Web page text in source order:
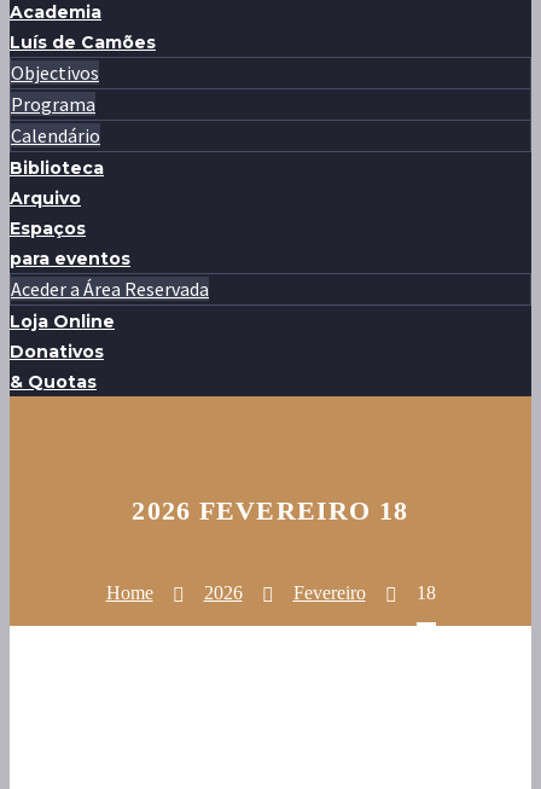
Academia
Luís de Camões
Objectivos
Programa
Calendário
Biblioteca
Arquivo
Espaços
para eventos
Aceder a Área Reservada
Loja Online
Donativos
& Quotas
2026 FEVEREIRO 18
Home 2026 Fevereiro 18